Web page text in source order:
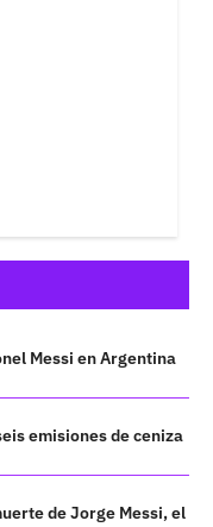
Messi en Argentina
emisiones de ceniza
de Jorge Messi, el